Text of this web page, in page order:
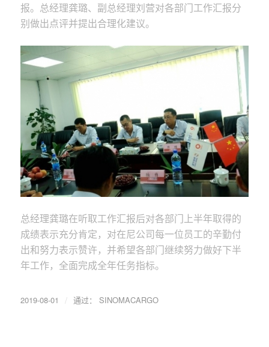
报。总经理龚璐、副总经理刘营对各部门工作汇报分
别做出点评并提出合理化建议。
总经理龚璐在听取工作汇报后对各部门上半年取得的
成绩表示充分肯定，对在尼公司每一位员工的辛勤付
出和努力表示赞许，并希望各部门继续努力做好下半
年工作，全面完成全年任务指标。
2019-08-01 / 通过： SINOMACARGO